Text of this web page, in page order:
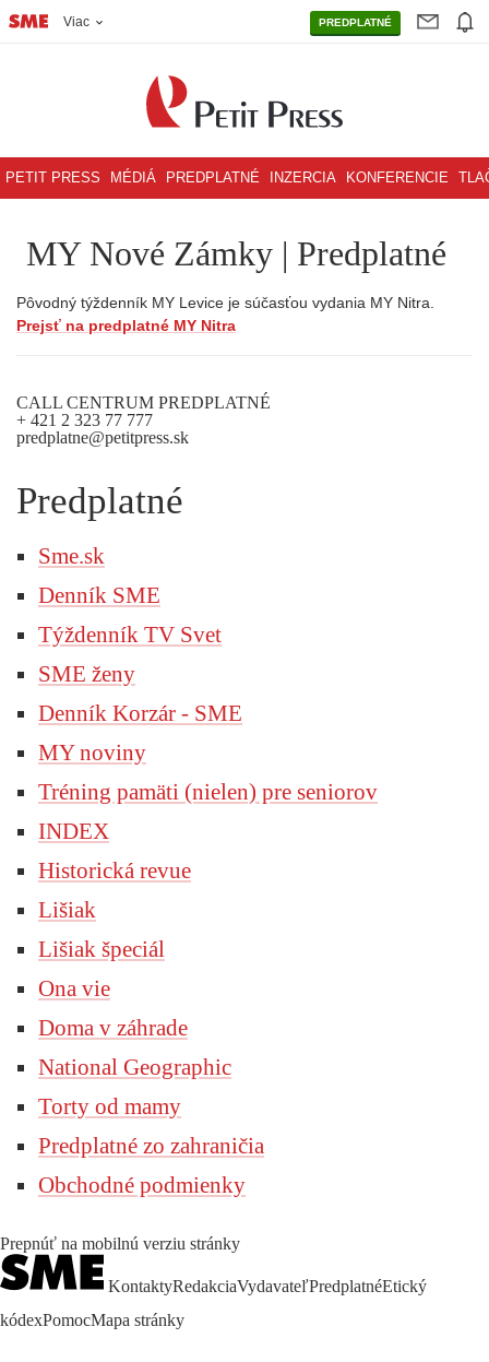
Viac PREDPLATNÉ
PETIT PRESS MÉDIÁ PREDPLATNÉ INZERCIA KONFERENCIE
MY Nové Zámky | Predplatné
Pôvodný týždenník MY Levice je súčasťou vydania MY Nitra.
Prejsť na predplatné MY Nitra
CALL CENTRUM PREDPLATNÉ
+ 421 2 323 77 777
predplatne@petitpress.sk
Predplatné
Sme.sk
Denník SME
Týždenník TV Svet
SME ženy
Denník Korzár - SME
MY noviny
Tréning pamäti (nielen) pre seniorov
INDEX
Historická revue
Lišiak
Lišiak špeciál
Ona vie
Doma v záhrade
National Geographic
Torty od mamy
Predplatné zo zahraničia
Obchodné podmienky
Prepnúť na mobilnú verziu stránky
KontaktyRedakciaVydavateľPredplatnéEtický
kódexPomocMapa stránky